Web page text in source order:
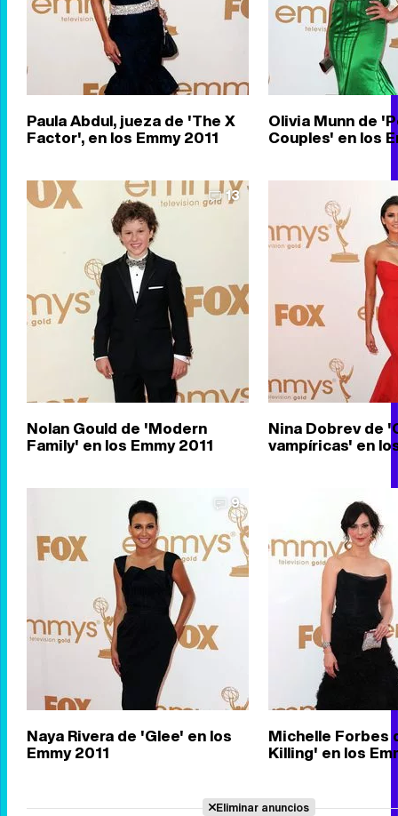
Paula Abdul, jueza de 'The X
Factor', en los Emmy 2011
Olivia Munn de
Couples' en los
13
Nolan Gould de 'Modern
Family' en los Emmy 2011
Nina Dobrev de
vampíricas' en
9
Naya Rivera de 'Glee' en los
Emmy 2011
Michelle Forbes
Killing' en los
Eliminar anuncios